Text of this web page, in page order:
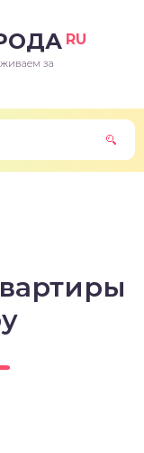
RU
за